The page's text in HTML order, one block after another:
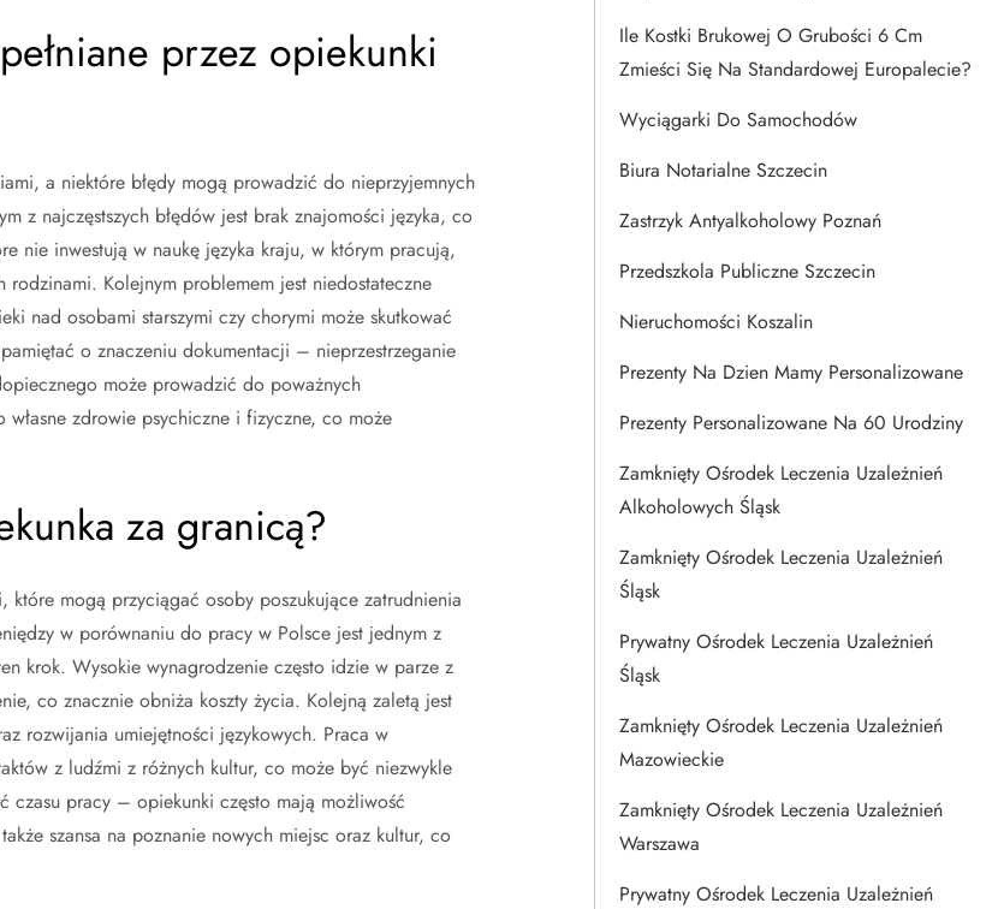
przez opiekunki
a niektóre błędy mogą prowadzić do nieprzyjemnych
z najczęstszych błędów jest brak znajomości języka, co
nie inwestują w naukę języka kraju, w którym pracują,
Kolejnym problemem jest niedostateczne
nad osobami starszymi czy chorymi może skutkować
o znaczeniu dokumentacji – nieprzestrzeganie
może prowadzić do poważnych
zdrowie psychiczne i fizyczne, co może
za granicą?
mogą przyciągać osoby poszukujące zatrudnienia
w porównaniu do pracy w Polsce jest jednym z
krok. Wysokie wynagrodzenie często idzie w parze z
co znacznie obniża koszty życia. Kolejną zaletą jest
rozwijania umiejętności językowych. Praca w
z ludźmi z różnych kultur, co może być niezwykle
czasu pracy – opiekunki często mają możliwość
szansa na poznanie nowych miejsc oraz kultur, co
Ile Kostki Brukowej O Grubości 6 Cm
Zmieści Się Na Standardowej Europalecie?
Wyciągarki Do Samochodów
Biura Notarialne Szczecin
Zastrzyk Antyalkoholowy Poznań
Przedszkola Publiczne Szczecin
Nieruchomości Koszalin
Prezenty Na Dzien Mamy Personalizowane
Prezenty Personalizowane Na 60 Urodziny
Zamknięty Ośrodek Leczenia Uzależnień
Alkoholowych Śląsk
Zamknięty Ośrodek Leczenia Uzależnień
Śląsk
Prywatny Ośrodek Leczenia Uzależnień
Śląsk
Zamknięty Ośrodek Leczenia Uzależnień
Mazowieckie
Zamknięty Ośrodek Leczenia Uzależnień
Warszawa
Prywatny Ośrodek Leczenia Uzależnień